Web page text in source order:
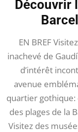
Découvrir
EN BREF
inachevé de
d’intérêt
avenue
quartier
des plages de la
Visitez des